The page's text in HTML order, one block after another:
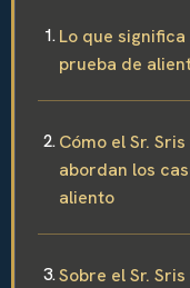
Lo que
prueba de
Cómo el Sr.
abordan los
aliento
Sobre el Sr.